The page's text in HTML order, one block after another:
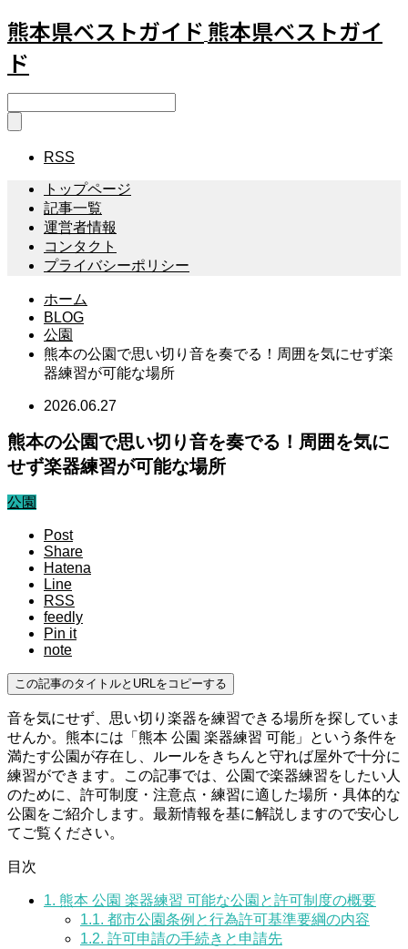
熊本県ベストガイド 熊本県ベストガイ
ド
RSS
トップページ
記事一覧
運営者情報
コンタクト
プライバシーポリシー
ホーム
BLOG
公園
熊本の公園で思い切り音を奏でる！周囲を気にせず楽
器練習が可能な場所
2026.06.27
熊本の公園で思い切り音を奏でる！周囲を気に
せず楽器練習が可能な場所
公園
Post
Share
Hatena
Line
RSS
feedly
Pin it
note
この記事のタイトルとURLをコピーする
音を気にせず、思い切り楽器を練習できる場所を探していま
せんか。熊本には「熊本 公園 楽器練習 可能」という条件を
満たす公園が存在し、ルールをきちんと守れば屋外で十分に
練習ができます。この記事では、公園で楽器練習をしたい人
のために、許可制度・注意点・練習に適した場所・具体的な
公園をご紹介します。最新情報を基に解説しますので安心し
てご覧ください。
目次
1. 熊本 公園 楽器練習 可能な公園と許可制度の概要
1.1. 都市公園条例と行為許可基準要綱の内容
1.2. 許可申請の手続きと申請先